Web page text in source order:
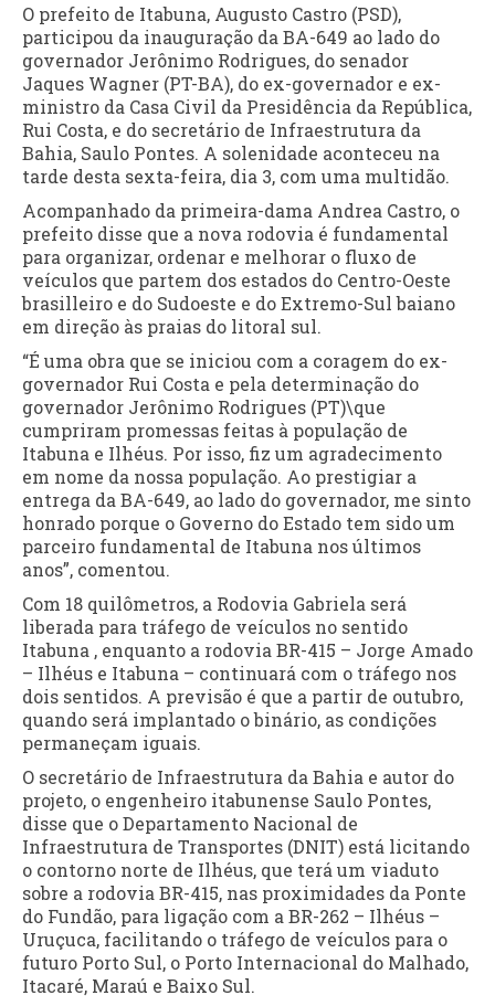
O prefeito de Itabuna, Augusto Castro (PSD),
participou da inauguração da BA-649 ao lado do
governador Jerônimo Rodrigues, do senador
Jaques Wagner (PT-BA), do ex-governador e ex-
ministro da Casa Civil da Presidência da República,
Rui Costa, e do secretário de Infraestrutura da
Bahia, Saulo Pontes. A solenidade aconteceu na
tarde desta sexta-feira, dia 3, com uma multidão.
Acompanhado da primeira-dama Andrea Castro, o
prefeito disse que a nova rodovia é fundamental
para organizar, ordenar e melhorar o fluxo de
veículos que partem dos estados do Centro-Oeste
brasilleiro e do Sudoeste e do Extremo-Sul baiano
em direção às praias do litoral sul.
“É uma obra que se iniciou com a coragem do ex-
governador Rui Costa e pela determinação do
governador Jerônimo Rodrigues (PT)\que
cumpriram promessas feitas à população de
Itabuna e Ilhéus. Por isso, fiz um agradecimento
em nome da nossa população. Ao prestigiar a
entrega da BA-649, ao lado do governador, me sinto
honrado porque o Governo do Estado tem sido um
parceiro fundamental de Itabuna nos últimos
anos”, comentou.
Com 18 quilômetros, a Rodovia Gabriela será
liberada para tráfego de veículos no sentido
Itabuna , enquanto a rodovia BR-415 – Jorge Amado
– Ilhéus e Itabuna – continuará com o tráfego nos
dois sentidos. A previsão é que a partir de outubro,
quando será implantado o binário, as condições
permaneçam iguais.
O secretário de Infraestrutura da Bahia e autor do
projeto, o engenheiro itabunense Saulo Pontes,
disse que o Departamento Nacional de
Infraestrutura de Transportes (DNIT) está licitando
o contorno norte de Ilhéus, que terá um viaduto
sobre a rodovia BR-415, nas proximidades da Ponte
do Fundão, para ligação com a BR-262 – Ilhéus –
Uruçuca, facilitando o tráfego de veículos para o
futuro Porto Sul, o Porto Internacional do Malhado,
Itacaré, Maraú e Baixo Sul.